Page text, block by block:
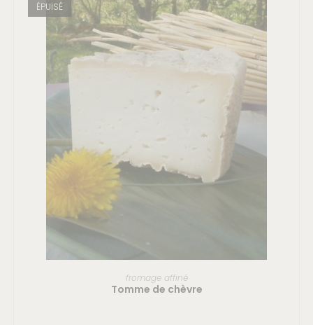
ÉPUISÉ
LIRE LA SUITE
fromage affiné
Tomme de chèvre